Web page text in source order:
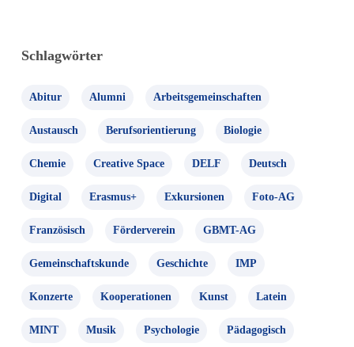
Schlagwörter
Abitur Alumni Arbeitsgemeinschaften
Austausch Berufsorientierung Biologie
Chemie Creative Space DELF Deutsch
Digital Erasmus+ Exkursionen Foto-AG
Französisch Förderverein GBMT-AG
Gemeinschaftskunde Geschichte IMP
Konzerte Kooperationen Kunst Latein
MINT Musik Psychologie Pädagogisch